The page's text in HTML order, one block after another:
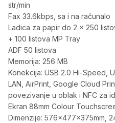
str/min
Fax 33.6kbps, sa i na računalo
Ladica za papir do 2 x 250
+ 100 listova MP Tray
ADF 50 listova
Memorija: 256 MB
Konekcija: USB 2.0 Hi-Speed,
LAN, AirPrint, Google Cloud
povezivanje u oblak i NFC za
Ekran 88mm Colour
Dimenzije: 576x477x375mm,